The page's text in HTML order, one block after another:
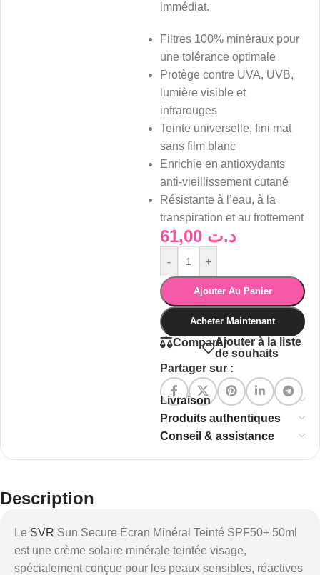
immédiat.
Filtres 100% minéraux pour
une tolérance optimale
Protège contre UVA, UVB,
lumière visible et
infrarouges
Teinte universelle, fini mat
sans film blanc
Enrichie en antioxydants
anti-vieillissement cutané
Résistante à l’eau, à la
transpiration et au frottement
د.ت
- +
Ajouter Au Panier
Acheter Maintenant
ComparerAjouter à la liste
de souhaits
Partager sur :
Livraison
Produits authentiques
Conseil & assistance
Description
Le SVR Sun Secure Écran Minéral Teinté SPF50+ 50ml
est une crème solaire minérale teintée visage,
spécialement conçue pour les peaux sensibles, réactives